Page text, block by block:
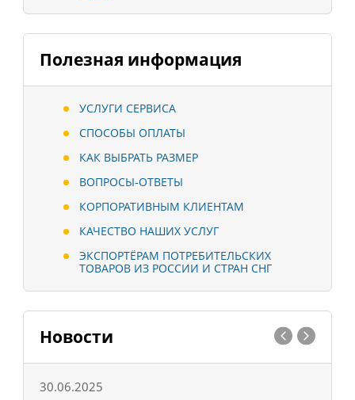
Полезная информация
УСЛУГИ СЕРВИСА
СПОСОБЫ ОПЛАТЫ
КАК ВЫБРАТЬ РАЗМЕР
ВОПРОСЫ-ОТВЕТЫ
КОРПОРАТИВНЫМ КЛИЕНТАМ
КАЧЕСТВО НАШИХ УСЛУГ
ЭКСПОРТЁРАМ ПОТРЕБИТЕЛЬСКИХ
ТОВАРОВ ИЗ РОССИИ И СТРАН СНГ
Новости
30.06.2025